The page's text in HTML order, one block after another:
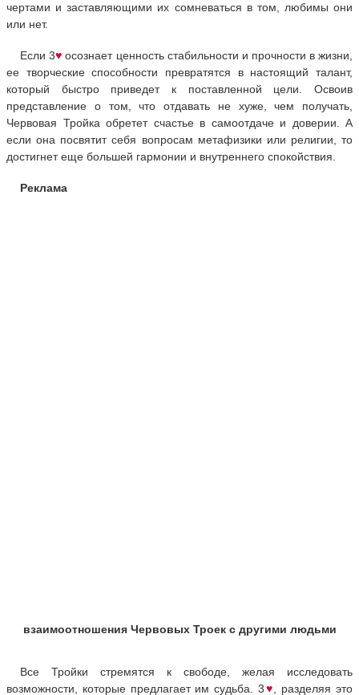
чертами и заставляющими их сомневаться в том, любимы они
или нет.
Если 3♥ осознает ценность стабильности и прочности в жизни,
ее творческие способности превратятся в настоящий талант,
который быстро приведет к поставленной цели. Освоив
представление о том, что отдавать не хуже, чем получать,
Червовая Тройка обретет счастье в самоотдаче и доверии. А
если она посвятит себя вопросам метафизики или религии, то
достигнет еще большей гармонии и внутреннего спокойствия.
Реклама
взаимоотношения Червовых Троек с другими людьми
Все Тройки стремятся к свободе, желая исследовать
возможности, которые предлагает им судьба. 3♥, разделяя это